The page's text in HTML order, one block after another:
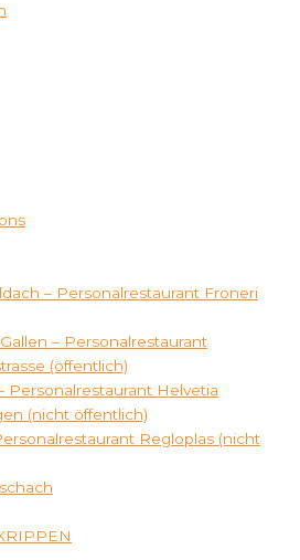
– Personalrestaurant Froneri
– Personalrestaurant
(öffentlich)
Personalrestaurant Helvetia
(nicht öffentlich)
Regloplas (nicht